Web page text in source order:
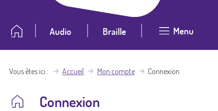
Audio Braille Menu
Vous êtes ici Accueil Mon compte Connexion
Connexion